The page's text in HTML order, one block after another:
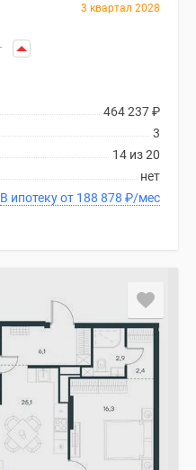
3 квартал 2028
464 237₽
3
14 из 20
нет
В ипотеку от 188 878 ₽/мес